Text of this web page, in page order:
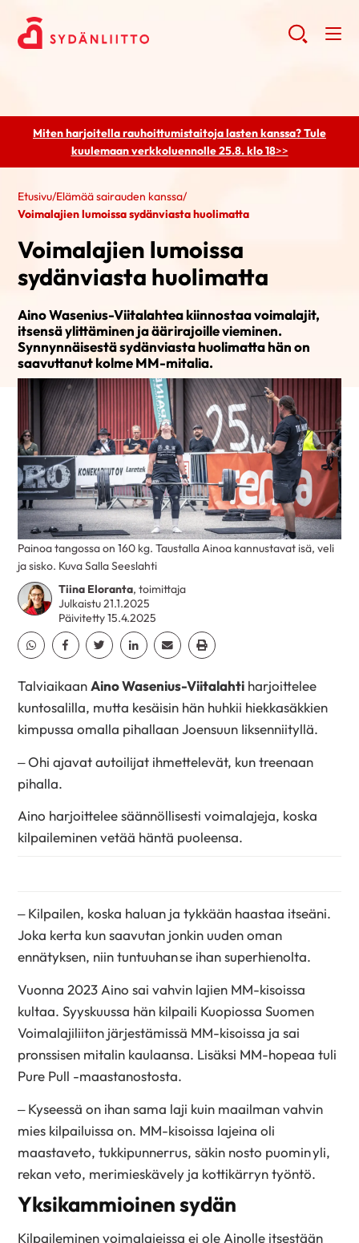
Miten harjoitella rauhoittumistaitoja lasten kanssa? Tule
kuulemaanverkkoluennolle 25.8. klo 18>>
Etusivu/Elämää sairauden kanssa/
Voimalajien lumoissa sydänviasta huolimatta
Voimalajien lumoissa
sydänviasta huolimatta
Aino Wasenius-Viitalahtea kiinnostaa voimalajit,
itsensä ylittäminen ja äärirajoille vieminen.
Synnynnäisestä sydänviasta huolimatta hän on
saavuttanut kolme MM-mitalia.
Tiina Eloranta, toimittaja
Julkaistu 21.1.2025
Päivitetty 15.4.2025
Jaa Whatsapp
Jaa Facebook
Jaa TwitterJaa Linkedin
Jaa EmailJaa Print
Painoa tangossa on 160 kg. Taustalla Ainoa kannustavat isä, veli
ja sisko. Kuva Salla Seeslahti
TalviaikaanAino Wasenius-­Viitalahti harjoittelee
kuntosalilla, mutta kesäisin hän huhkii hiekkasäkkien
kimpussa omalla pihallaan Joensuun Iiksenniityllä.
– Ohi ajavat autoilijat ihmettelevät, kun treenaan
pihalla.
Aino harjoittelee säännöllisesti voimalajeja, koska
kilpaileminen vetää häntä puoleensa.
– Kilpailen, koska haluan ja tykkään haastaa itseäni.
Joka kerta kun saavutan jonkin uuden oman
ennätyksen, niin tuntuuhan se ihan superhienolta.
Vuonna 2023 Aino sai vahvin lajien MM-kisoissa
kultaa. Syyskuussa hän kilpaili Kuopiossa Suomen
Voimalajiliiton järjestämissä MM-kisoissa ja sai
pronssisen mitalin kaulaansa. Lisäksi MM-hopeaa tuli
Pure Pull -maastanostosta.
– Kyseessä on ihan sama laji kuin maailman vahvin
mies kilpailuissa on. MM-kisoissa lajeina oli
maastaveto, tukkipunnerrus, säkin nosto puomin yli,
rekan veto, merimieskävely ja kottikärryn työntö.
Yksikammioinen sydän
Kilpaileminen voimalajeissa ei ole Ainolle itsestään